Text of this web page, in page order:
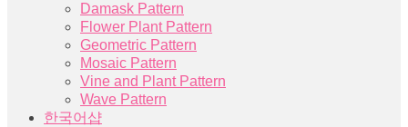
Damask Pattern
Flower Plant Pattern
Geometric Pattern
Mosaic Pattern
Vine and Plant Pattern
Wave Pattern
한국어샵